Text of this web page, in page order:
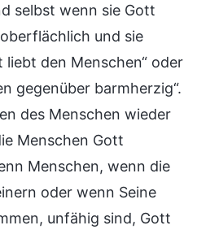
selbst wenn sie Gott
und sie
liebt den Menschen“ oder
gegenüber barmherzig“.
des Menschen wieder
Menschen Gott
Menschen, wenn die
oder wenn Seine
unfähig sind, Gott